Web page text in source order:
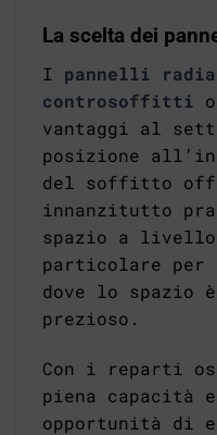
La scelta dei
I pannelli
controsoffitti
vantaggi al
posizione
del soffitto
innanzitutto
spazio a
particolare
dove lo spazio
prezioso.
Con i reparti
piena capacità
opportunità di